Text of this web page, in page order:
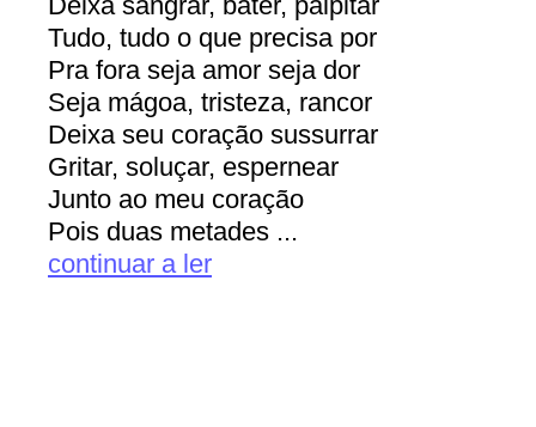
Tudo, tudo o que precisa por
Pra fora seja amor seja dor
Seja mágoa, tristeza, rancor
Deixa seu coração sussurrar
Gritar, soluçar, espernear
Junto ao meu coração
Pois duas metades ...
continuar a ler